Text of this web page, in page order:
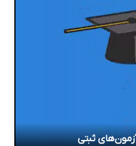
ثبتی